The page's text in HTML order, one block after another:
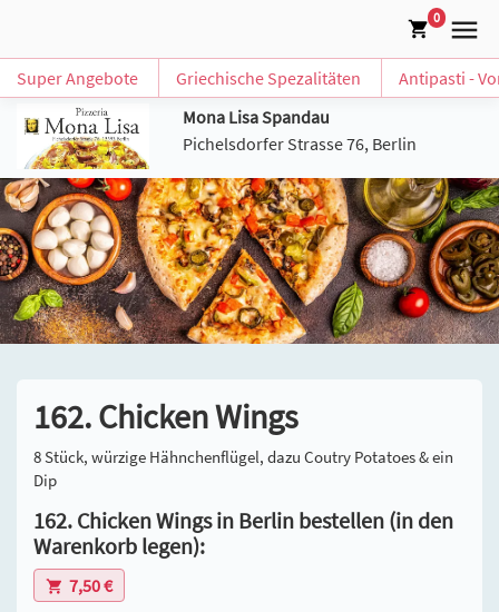
0
Super Angebote Griechische Spezalitäten
Antipasti -
Mona Lisa Spandau
Pichelsdorfer Strasse 76, Berlin
162. Chicken Wings
8 Stück, würzige Hähnchenflügel, dazu Coutry Potatoes & ein
Dip
162. Chicken Wings in Berlin bestellen (in den
Warenkorb legen):
7,50 €